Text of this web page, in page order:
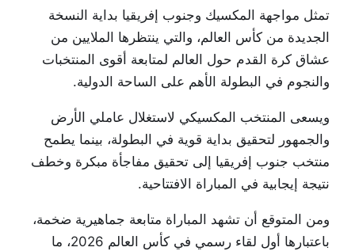
تمثل مواجهة المكسيك وجنوب إفريقيا بداية النسخة
الجديدة من كأس العالم، والتي ينتظرها الملايين من
عشاق كرة القدم حول العالم لمتابعة أقوى المنتخبات
والنجوم في البطولة الأهم على الساحة الدولية.
ويسعى المنتخب المكسيكي لاستغلال عاملي الأرض
والجمهور لتحقيق بداية قوية في البطولة، بينما يطمح
منتخب جنوب إفريقيا إلى تحقيق مفاجأة مبكرة وخطف
نتيجة إيجابية في المباراة الافتتاحية.
ومن المتوقع أن تشهد المباراة متابعة جماهيرية ضخمة،
باعتبارها أول لقاء رسمي في كأس العالم 2026، ما